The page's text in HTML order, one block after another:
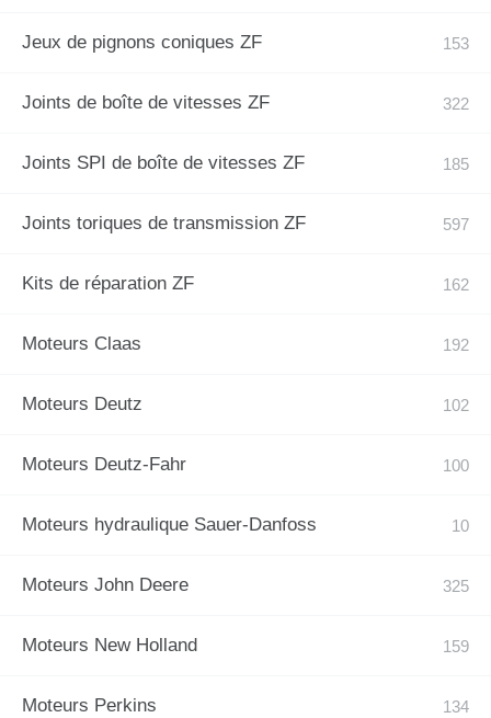
Jeux de pignons coniques ZF
Joints de boîte de vitesses ZF
Joints SPI de boîte de vitesses ZF
Joints toriques de transmission ZF
Kits de réparation ZF
Moteurs Claas
Moteurs Deutz
Moteurs Deutz-Fahr
Moteurs hydraulique Sauer-Danfoss
Moteurs John Deere
Moteurs New Holland
Moteurs Perkins